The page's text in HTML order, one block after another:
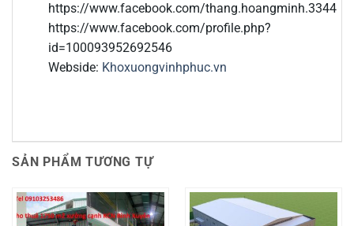
https://www.facebook.com/thang.hoangminh.3344
https://www.facebook.com/profile.php?
id=100093952692546
Webside: Khoxuongvinhphuc.vn
SẢN PHẨM TƯƠNG TỰ